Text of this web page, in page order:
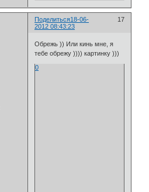
Поделиться 17
18-06-
2012 08:43:23
Обрежь )) Или кинь мне, я
тебе обрежу )))) картинку )))
0